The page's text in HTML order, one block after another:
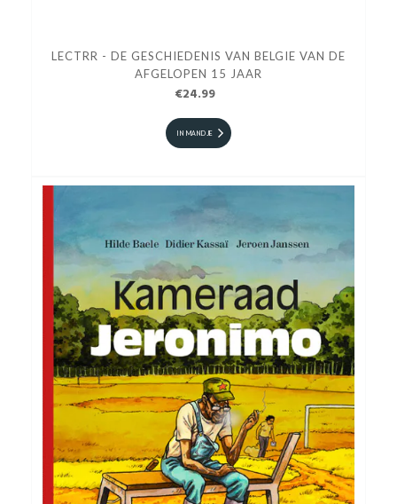
LECTRR - DE GESCHIEDENIS VAN BELGIE VAN DE
AFGELOPEN 15 JAAR
€24.99
IN MANDJE